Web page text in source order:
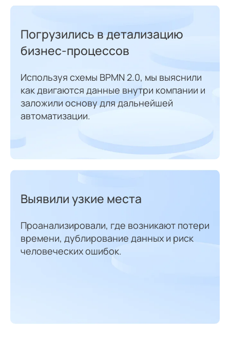
Погрузились в детализацию
бизнес-процессов
Используя схемы BPMN 2.0, мы выяснили
как двигаются данные внутри компании и
заложили основу для дальнейшей
автоматизации.
Выявили узкие места
Проанализировали, где возникают потери
времени, дублирование данных и риск
человеческих ошибок.